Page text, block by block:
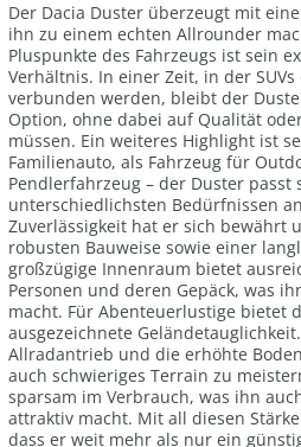
Der Dacia Duster überzeugt mit
ihn zu einem echten Allrounder
Pluspunkte des Fahrzeugs ist sein
Verhältnis. In einer Zeit, in der
verbunden werden, bleibt der
Option, ohne dabei auf Qualität
müssen. Ein weiteres Highlight ist
Familienauto, als Fahrzeug für
Pendlerfahrzeug – der Duster passt
unterschiedlichsten Bedürfnissen
Zuverlässigkeit hat er sich bewährt
robusten Bauweise sowie einer
großzügige Innenraum bietet
Personen und deren Gepäck, was
macht. Für Abenteuerlustige bietet
ausgezeichnete
Allradantrieb und die erhöhte
auch schwieriges Terrain zu
sparsam im Verbrauch, was ihn
attraktiv macht. Mit all diesen
dass er weit mehr als nur ein